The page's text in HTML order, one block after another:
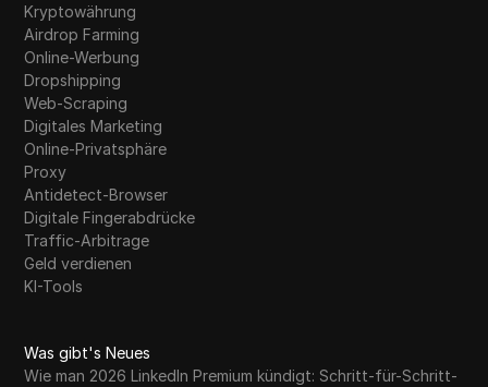
Kryptowährung
Airdrop Farming
Online-Werbung
Dropshipping
Web-Scraping
Digitales Marketing
Online-Privatsphäre
Proxy
Antidetect-Browser
Digitale Fingerabdrücke
Traffic-Arbitrage
Geld verdienen
KI-Tools
Was gibt's Neues
Wie man 2026 LinkedIn Premium kündigt: Schritt-für-Schritt-